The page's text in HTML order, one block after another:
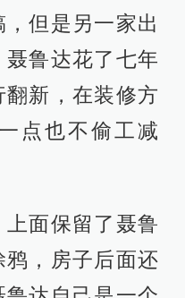
但是另一家出
鲁达花了七年
新，在装修方
点也不偷工减
面保留了聂鲁
，房子后面还